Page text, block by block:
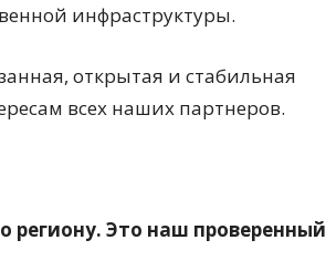
инфраструктуры.
открытая и стабильная
всех наших партнеров.
региону. Это наш проверенный